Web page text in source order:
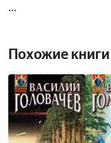
...
Похожие книги